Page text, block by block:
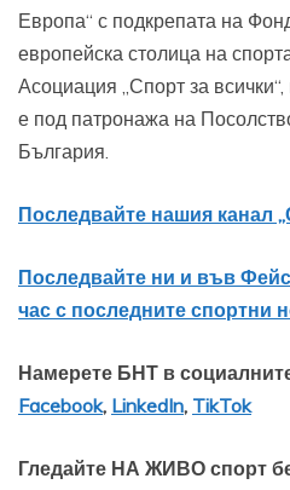
Европа“ с подкрепата на
европейска столица на
Асоциация „Спорт за
е под патронажа на
България.
Последвайте нашия канал
Последвайте ни и във
час с последните спортни
Намерете БНТ в
Facebook, LinkedIn, TikTok
Гледайте НА ЖИВО спорт